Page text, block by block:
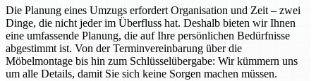
Die Planung eines Umzugs erfordert Organisation und Zeit – zwei
Dinge, die nicht jeder im Überfluss hat. Deshalb bieten wir Ihnen
eine umfassende Planung, die auf Ihre persönlichen Bedürfnisse
abgestimmt ist. Von der Terminvereinbarung über die
Möbelmontage bis hin zum Schlüsselübergabe: Wir kümmern uns
um alle Details, damit Sie sich keine Sorgen machen müssen.